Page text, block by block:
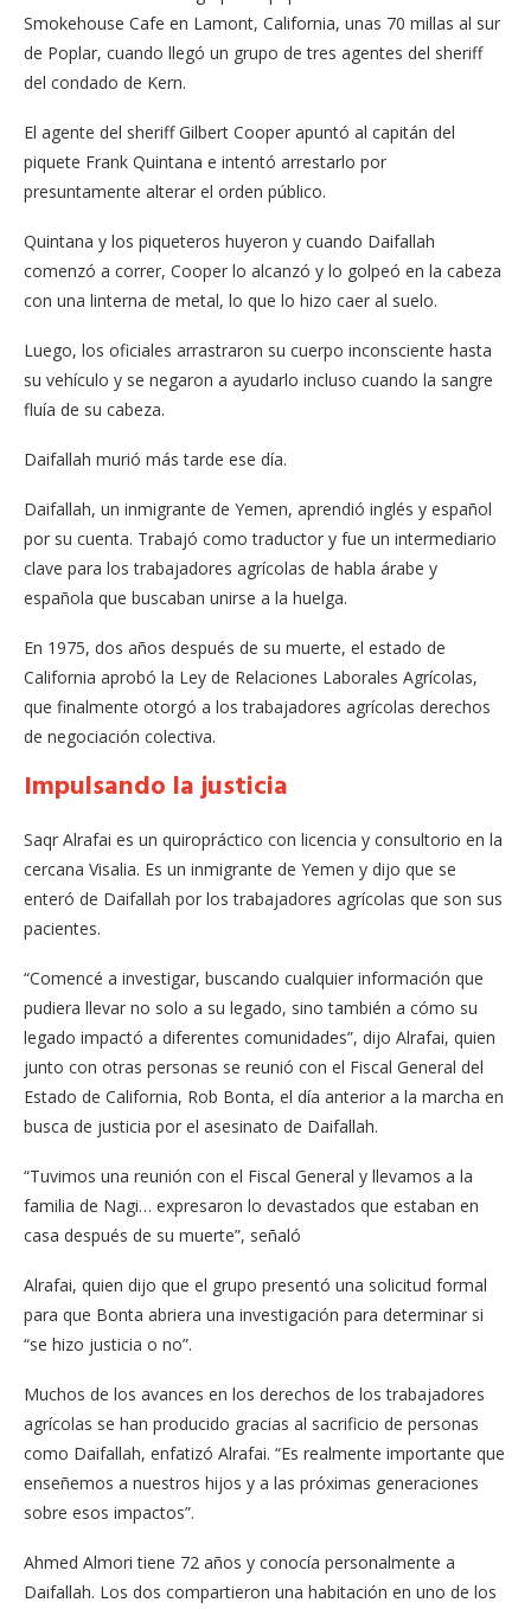
Smokehouse Cafe en Lamont, California, unas 70 millas al sur
de Poplar, cuando llegó un grupo de tres agentes del sheriff
del condado de Kern.
El agente del sheriff Gilbert Cooper apuntó al capitán del
piquete Frank Quintana e intentó arrestarlo por
presuntamente alterar el orden público.
Quintana y los piqueteros huyeron y cuando Daifallah
comenzó a correr, Cooper lo alcanzó y lo golpeó en la cabeza
con una linterna de metal, lo que lo hizo caer al suelo.
Luego, los oficiales arrastraron su cuerpo inconsciente hasta
su vehículo y se negaron a ayudarlo incluso cuando la sangre
fluía de su cabeza.
Daifallah murió más tarde ese día.
Daifallah, un inmigrante de Yemen, aprendió inglés y español
por su cuenta. Trabajó como traductor y fue un intermediario
clave para los trabajadores agrícolas de habla árabe y
española que buscaban unirse a la huelga.
En 1975, dos años después de su muerte, el estado de
California aprobó la Ley de Relaciones Laborales Agrícolas,
que finalmente otorgó a los trabajadores agrícolas derechos
de negociación colectiva.
Impulsando la justicia
Saqr Alrafai es un quiropráctico con licencia y consultorio en la
cercana Visalia. Es un inmigrante de Yemen y dijo que se
enteró de Daifallah por los trabajadores agrícolas que son sus
pacientes.
“Comencé a investigar, buscando cualquier información que
pudiera llevar no solo a su legado, sino también a cómo su
legado impactó a diferentes comunidades”, dijo Alrafai, quien
junto con otras personas se reunió con el Fiscal General del
Estado de California, Rob Bonta, el día anterior a la marcha en
busca de justicia por el asesinato de Daifallah.
“Tuvimos una reunión con el Fiscal General y llevamos a la
familia de Nagi… expresaron lo devastados que estaban en
casa después de su muerte”, señaló
Alrafai, quien dijo que el grupo presentó una solicitud formal
para que Bonta abriera una investigación para determinar si
“se hizo justicia o no”.
Muchos de los avances en los derechos de los trabajadores
agrícolas se han producido gracias al sacrificio de personas
como Daifallah, enfatizó Alrafai. “Es realmente importante que
enseñemos a nuestros hijos y a las próximas generaciones
sobre esos impactos”.
Ahmed Almori tiene 72 años y conocía personalmente a
Daifallah. Los dos compartieron una habitación en uno de los